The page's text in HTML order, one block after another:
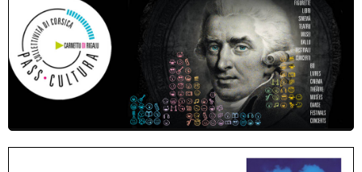
! EVENEMENT REPORTE ! Rencontre / dédicace avec
Gilles Antonioli autour de son ouvrage “Testa Mora - Les
Rivages du destin” - Afà / Prupià / Santa Lucia di Tallà
Residenza di scrittura di Angela Nicolai, Trà Corsica è
Sardegna - Mediateca di castagniccia Mare è monti - I Fulelli
Résidence d’écriture et de recherche de l’écrivaine Cécilia
Castelli - Institut Mémoires de l'Edition Contemporaine - Caen /
Médiathèque de Castagniccia Mare et Monti - I Fulelli
Rencontre / dédicace avec Lucrèce Luciani autour de son
livre « La ballade du pendu du Niolu» - Mediateca territuriale di